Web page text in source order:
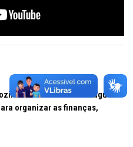
vivem mais de aluguel e
organizar as finanças,